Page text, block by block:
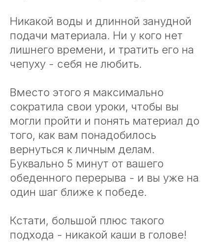
Никакой воды и длинной занудной
подачи материала. Ни у кого нет
лишнего времени, и тратить его на
чепуху - себя не любить.
Вместо этого я максимально
сократила свои уроки, чтобы вы
могли пройти и понять материал до
того, как вам понадобилось
вернуться к личным делам.
Буквально 5 минут от вашего
обеденного перерыва - и вы уже на
один шаг ближе к победе.
Кстати, большой плюс такого
подхода - никакой каши в голове!